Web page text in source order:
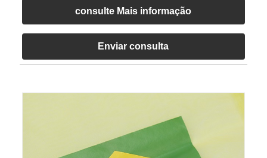
consulte Mais informação
Enviar consulta